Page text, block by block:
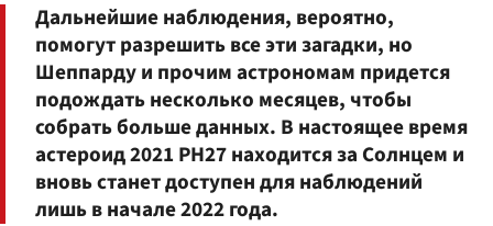
Дальнейшие наблюдения, вероятно,
помогут разрешить все эти загадки, но
Шеппарду и прочим астрономам придется
подождать несколько месяцев, чтобы
собрать больше данных. В настоящее время
астероид 2021 PH27 находится за Солнцем и
вновь станет доступен для наблюдений
лишь в начале 2022 года.